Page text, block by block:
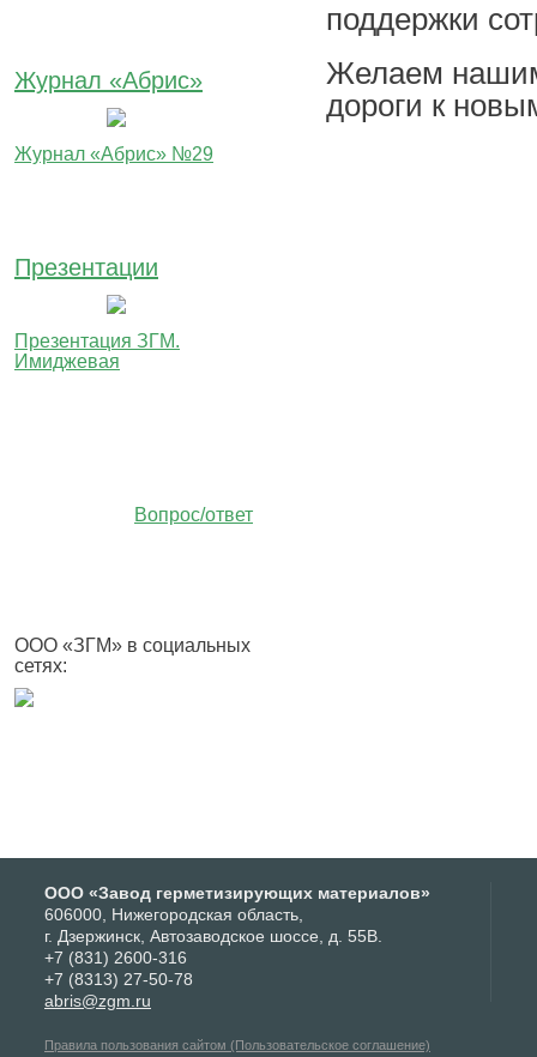
Журнал «Абрис»
Журнал «Абрис» №29
Презентации
Презентация ЗГМ.
Имиджевая
Вопрос/ответ
ООО «ЗГМ» в социальных
сетях:
Желаем
дороги к
ООО «Завод герметизирующих материалов»
606000, Нижегородская область,
г. Дзержинск, Автозаводское шоссе, д. 55В.
+7 (831) 2600-316
+7 (8313) 27-50-78
abris@zgm.ru
Правила пользования сайтом (Пользовательское соглашение)